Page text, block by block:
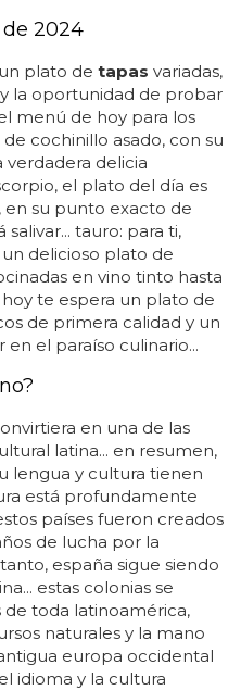
2024
plato de tapas variadas,
la oportunidad de probar
menú de hoy para los
cochinillo asado, con su
verdadera delicia
el plato del día es
su punto exacto de
tauro: para ti,
delicioso plato de
en vino tinto hasta
hoy te espera un plato de
de primera calidad y un
el paraíso culinario...
en una de las
latina... en resumen,
lengua y cultura tienen
está profundamente
países fueron creados
de lucha por la
españa sigue siendo
estas colonias se
toda latinoamérica,
naturales y la mano
europa occidental
idioma y la cultura